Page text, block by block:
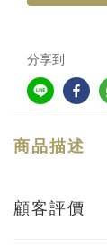
分享到
商品描述
顧客評價